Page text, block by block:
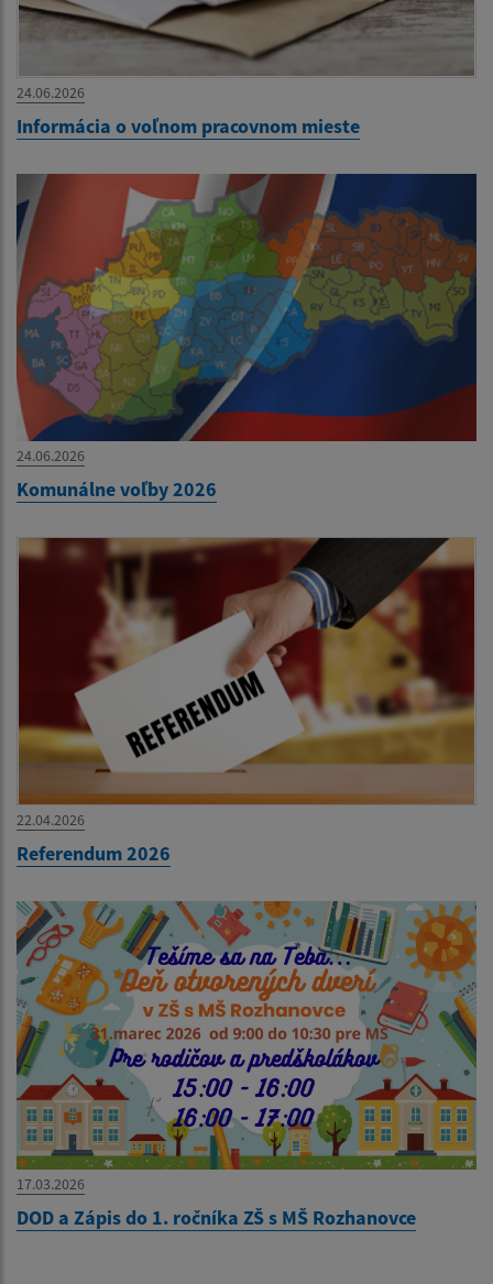
24.06.2026
Informácia o voľnom pracovnom mieste
24.06.2026
Komunálne voľby 2026
22.04.2026
Referendum 2026
17.03.2026
DOD a Zápis do 1. ročníka ZŠ s MŠ Rozhanovce